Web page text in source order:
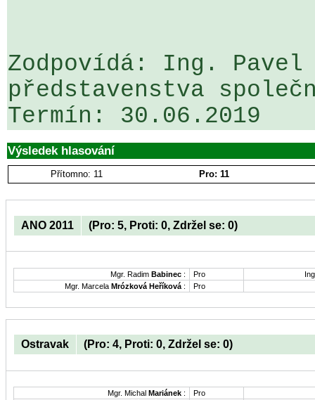
Zodpovídá: Ing.
představenstva
Výsledek hlasování
Přítomno: 11 Pro: 11
ANO 2011 (Pro: 5, Proti: 0, Zdržel se: 0)
Mgr. Radim Babinec : Pro
Mgr. Marcela Mrózková Heříková : Pro
Ostravak (Pro: 4, Proti: 0, Zdržel se: 0)
Mgr. Michal Mariánek :
Pro